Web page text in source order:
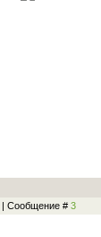
| Сообщение # 3